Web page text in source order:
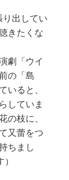
り出してい
きたくな
劇「ウイ
の「島
いると、
していま
の枝に、
又蕾をつ
ちまし